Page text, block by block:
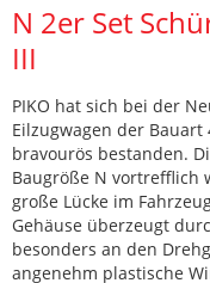
N 2er Set
III
PIKO hat sich bei der
Eilzugwagen der
bravourös bestanden.
Baugröße N vortrefflich
große Lücke im
Gehäuse überzeugt
besonders an den
angenehm plastische